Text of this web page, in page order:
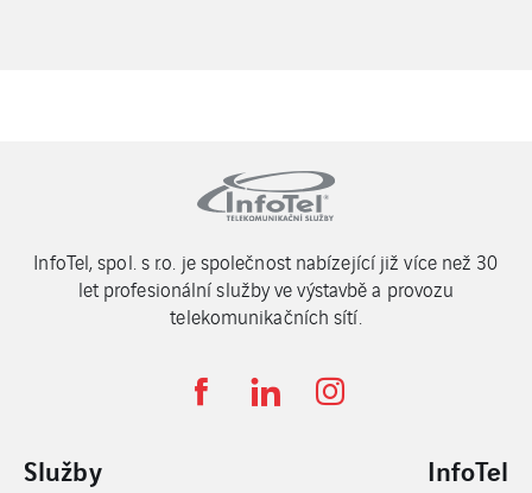
InfoTel, spol. s r.o. je společnost nabízející již více než 30
let profesionální služby ve výstavbě a provozu
telekomunikačních sítí.
Služby InfoTel